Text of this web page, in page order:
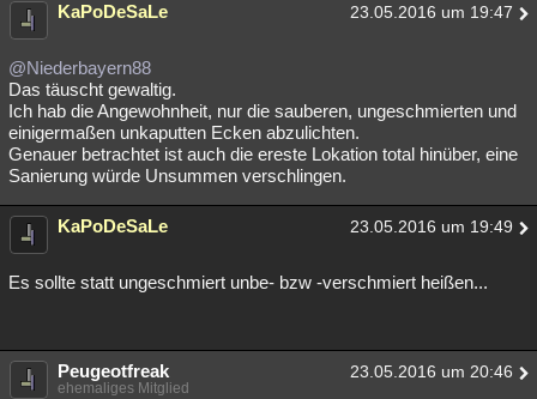
KaPoDeSaLe 23.05.2016 um 19:47
@Niederbayern88
Das täuscht gewaltig.
Ich hab die Angewohnheit, nur die sauberen, ungeschmierten und
einigermaßen unkaputten Ecken abzulichten.
Genauer betrachtet ist auch die ereste Lokation total hinüber, eine
Sanierung würde Unsummen verschlingen.
KaPoDeSaLe 23.05.2016 um 19:49
Es sollte statt ungeschmiert unbe- bzw -verschmiert heißen...
Peugeotfreak 23.05.2016 um 20:46
ehemaliges Mitglied